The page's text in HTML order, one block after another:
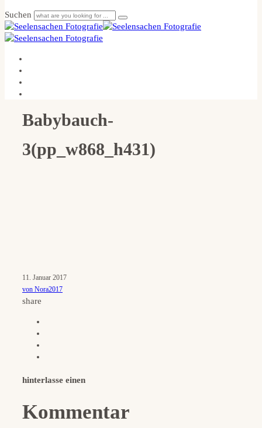
Suchen
Babybauch-
3(pp_w868_h431)
11. Januar 2017
von Nora2017
share
hinterlasse einen
Kommentar